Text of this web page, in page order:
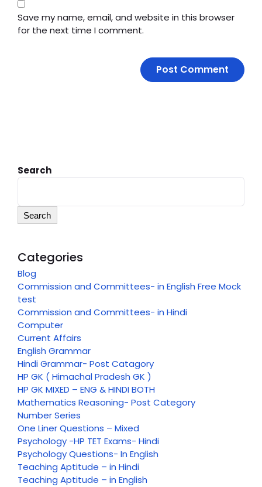
Save my name, email, and website in this browser
for the next time I comment.
Search
Search
Categories
Blog
Commission and Committees- in English Free Mock
test
Commission and Committees- in Hindi
Computer
Current Affairs
English Grammar
Hindi Grammar- Post Catagory
HP GK ( Himachal Pradesh GK )
HP GK MIXED – ENG & HINDI BOTH
Mathematics Reasoning- Post Category
Number Series
One Liner Questions – Mixed
Psychology -HP TET Exams- Hindi
Psychology Questions- In English
Teaching Aptitude – in Hindi
Teaching Aptitude – in English